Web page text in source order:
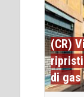
(CR)
di gas